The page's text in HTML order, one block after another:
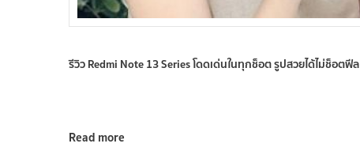
รีวิว Redmi Note 13 Series โดดเด่นในทุกช็อต รูปสวยได้ไม่ช็อตฟีล
Read more